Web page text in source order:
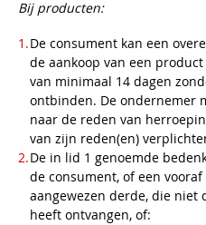
Bij producten:
De consument kan een
de aankoop van een
van minimaal 14 dagen
ontbinden. De ondernemer
naar de reden van
van zijn reden(en)
De in lid 1 genoemde
de consument, of een
aangewezen derde, die niet
heeft ontvangen, of: